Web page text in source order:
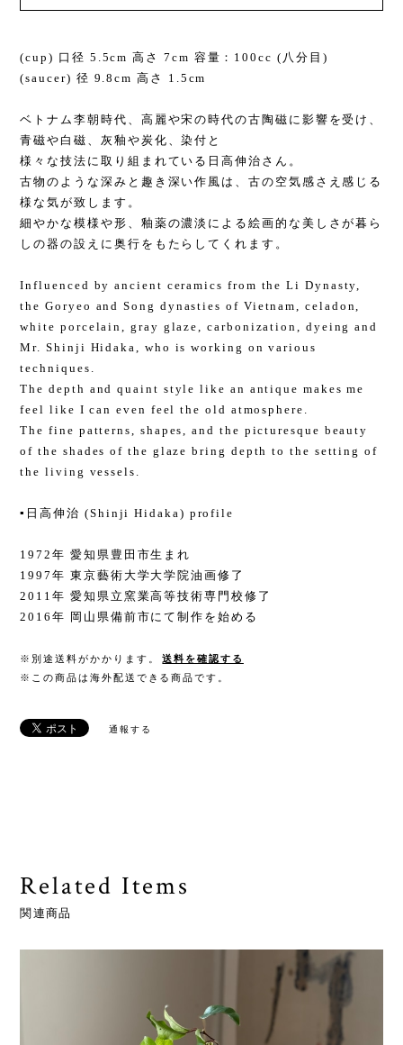
(cup) 口径 5.5cm 高さ 7cm 容量：100cc (八分目)
(saucer) 径 9.8cm 高さ 1.5cm
ベトナム李朝時代、高麗や宋の時代の古陶磁に影響を受け、
青磁や白磁、灰釉や炭化、染付と
様々な技法に取り組まれている日高伸治さん。
古物のような深みと趣き深い作風は、古の空気感さえ感じる
様な気が致します。
細やかな模様や形、釉薬の濃淡による絵画的な美しさが暮ら
しの器の設えに奥行をもたらしてくれます。
Influenced by ancient ceramics from the Li Dynasty,
the Goryeo and Song dynasties of Vietnam, celadon,
white porcelain, gray glaze, carbonization, dyeing and
Mr. Shinji Hidaka, who is working on various
techniques.
The depth and quaint style like an antique makes me
feel like I can even feel the old atmosphere.
The fine patterns, shapes, and the picturesque beauty
of the shades of the glaze bring depth to the setting of
the living vessels.
▪️日高伸治 (Shinji Hidaka) profile
1972年 愛知県豊田市生まれ
1997年 東京藝術大学大学院油画修了
2011年 愛知県立窯業高等技術専門校修了
2016年 岡山県備前市にて制作を始める
※別途送料がかかります。
送料を確認する
※この商品は海外配送できる商品です。
通報する
Related Items
関連商品